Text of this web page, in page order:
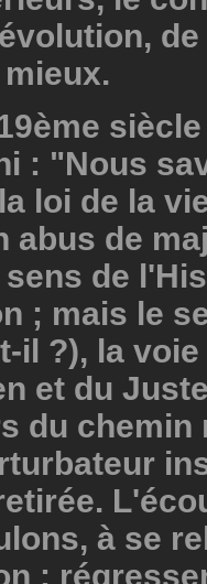
: "Nous
loi de la
abus de
de
; mais le
il ?), la
et du
du chemin
à se
: